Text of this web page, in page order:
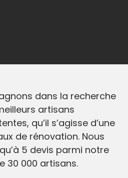
dans la recherche
artisans
qu’il s’agisse d’une
de rénovation. Nous
5 devis parmi notre
30 000 artisans.